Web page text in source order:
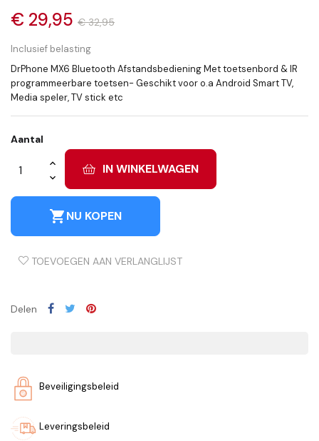
€ 29,95 € 32,95
Inclusief belasting
DrPhone MX6 Bluetooth Afstandsbediening Met toetsenbord & IR
programmeerbare toetsen- Geschikt voor o.a Android Smart TV,
Media speler, TV stick etc
Aantal
IN WINKELWAGEN
shopping_cartNU KOPEN
TOEVOEGEN AAN VERLANGLIJST
Delen
Beveiligingsbeleid
Leveringsbeleid